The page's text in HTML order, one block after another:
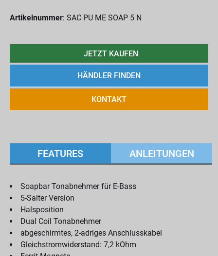
Artikelnummer: SAC PU ME SOAP 5 N
JETZT KAUFEN
HÄNDLER FINDEN
KONTAKT
FEATURES ANLEITUNGEN
Soapbar Tonabnehmer für E-Bass
5-Saiter Version
Halsposition
Dual Coil Tonabnehmer
abgeschirmtes, 2-adriges Anschlusskabel
Gleichstromwiderstand: 7,2 kOhm